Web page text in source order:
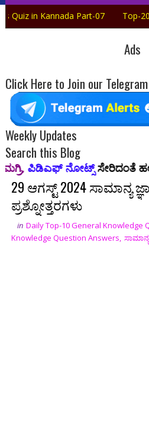
Part-07 Top-20 Child
Ads
Click Here to Join our
Weekly Updates
Search this Blog
ನೋಟ್ಸ್ಸೇರಿದಂತೆ ಹಲವಾರು
29 ಆಗಸ್ಟ್ 2024 ಸಾಮಾನ್ಯ
ಪ್ರಶ್ನೋತ್ತರಗಳು
in Daily Top-10 General Knowledge
Knowledge Question Answers,